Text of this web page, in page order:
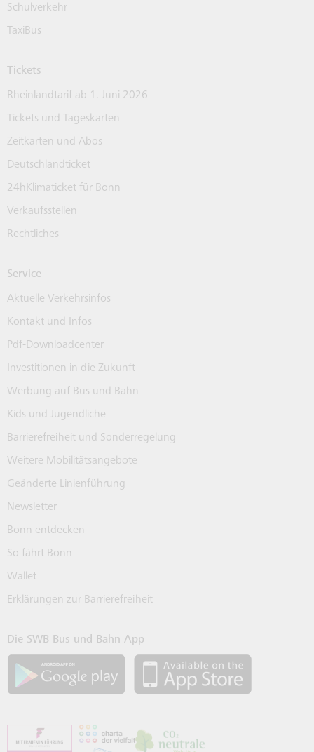
Schulverkehr
TaxiBus
Tickets
Rheinlandtarif ab 1. Juni 2026
Tickets und Tageskarten
Zeitkarten und Abos
Deutschlandticket
24hKlimaticket für Bonn
Verkaufsstellen
Rechtliches
Service
Aktuelle Verkehrsinfos
Kontakt und Infos
Pdf-Downloadcenter
Investitionen in die Zukunft
Werbung auf Bus und Bahn
Kids und Jugendliche
Barrierefreiheit und Sonderregelung
Weitere Mobilitätsangebote
Geänderte Linienführung
Newsletter
Bonn entdecken
So fährt Bonn
Wallet
Erklärungen zur Barrierefreiheit
Die SWB Bus und Bahn App
SWB App bei Google Play laden